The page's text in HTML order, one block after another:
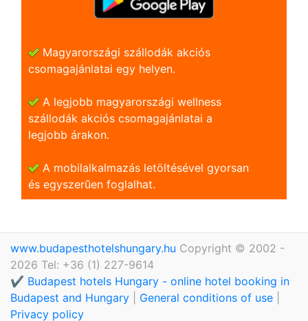
Magyarországi szállodák akciós
csomagajánlatai egy helyen.
A legjobb magyarországi wellness
szállodák akciós csomagajánlatai a
legjobb árakon.
A mobilalkalmazás letöltésével gyorsan
és egyszerũen foglalhat.
www.budapesthotelshungary.hu Copyright © 2002 -
2026 Tel: +36 (1) 227-9614
✔️ Budapest hotels Hungary - online hotel booking in
Budapest and Hungary
General conditions of use
Privacy policy